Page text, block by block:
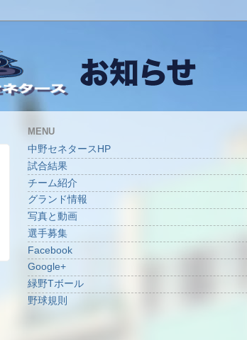
MENU
中野セネタースHP
試合結果
チーム紹介
グランド情報
写真と動画
選手募集
Facebook
Google+
緑野Tボール
野球規則